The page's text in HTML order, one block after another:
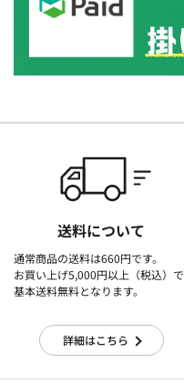
送料について
通常商品の送料は660円です。
お買い上げ5,000円以上（税込）で
基本送料無料となります。
詳細はこちら